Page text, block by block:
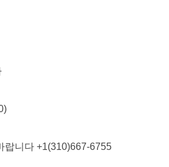
)
랍니다 +1(310)667-6755